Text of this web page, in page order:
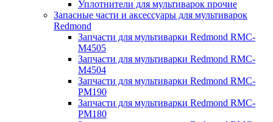
Уплотнители для мультиварок прочие
Запасные части и аксессуары для мультиварок
Redmond
Запчасти для мультиварки Redmond RMC-
M4505
Запчасти для мультиварки Redmond RMC-
M4504
Запчасти для мультиварки Redmond RMC-
PM190
Запчасти для мультиварки Redmond RMC-
PM180